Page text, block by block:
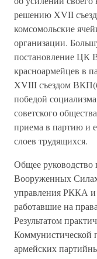
решению XVII
комсомольские
организации.
постановление ЦК
красноармейцев в
XVIII съездом
победой
советского
приема в партию и
слоев трудящихся.
Общее руководство
Вооруженных
управления РККА
работавшие на
Результатом
Коммунистической
армейских